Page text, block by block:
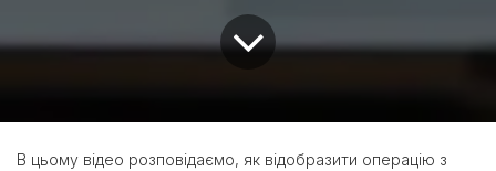
В цьому відео розповідаємо, як відобразити операцію з